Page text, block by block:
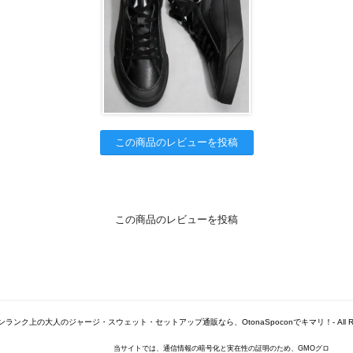
この商品のレビューを投稿
この商品のレビューを投稿
ランク上の大人のジャージ・スウェット・セットアップ通販なら、OtonaSpoconでキマリ！- All
当サイトでは、通信情報の暗号化と実在性の証明のため、GMOグロ